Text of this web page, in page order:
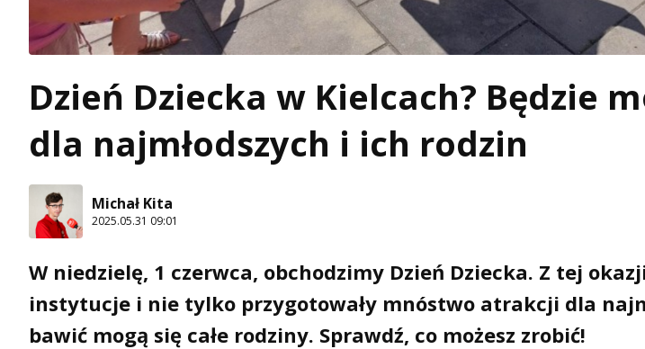
Dzień Dziecka w Kielcach? Będzie
dla najmłodszych i ich rodzin
Michał Kita
2025.05.31 09:01
W niedzielę, 1 czerwca, obchodzimy Dzień Dziecka. Z tej
instytucje i nie tylko przygotowały mnóstwo atrakcji dla
bawić mogą się całe rodziny. Sprawdź, co możesz zrobić!